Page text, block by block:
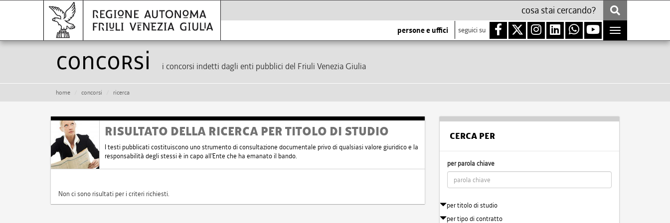
persone e uffici seguici su
Toggle
navigation
Concorsi i concorsi indetti dagli enti pubblici del Friuli Venezia Giulia
home concorsi ricerca
RISULTATO DELLA RICERCA PER TITOLO DI STUDIO
I testi pubblicati costituiscono uno strumento di consultazione documentale privo di qualsiasi valore giuridico e la
responsabilità degli stessi è in capo all'Ente che ha emanato il bando.
Non ci sono risultati per i criteri richiesti.
CERCA PER
per parola chiave
per titolo di studio
per tipo di contratto